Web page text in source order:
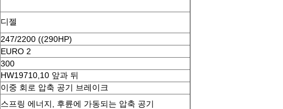
디젤
247/2200 ((290HP)
EURO 2
300
HW19710,10 앞과 뒤
이중 회로 압축 공기 브레이크
스프링 에너지, 후륜에 가동되는 압축 공기